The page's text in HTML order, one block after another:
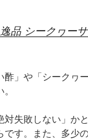
品 シークヮー
酢」や「シークヮ
対失敗しない」か
です。また、多少